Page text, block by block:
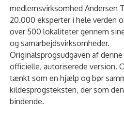
medlemsvirksomhed Andersen
20.000 eksperter i hele verden
over 500 lokaliteter gennem
og samarbejdsvirksomheder.
Originalsprogsudgaven af
officielle, autoriserede version.
tænkt som en hjælp og bør
kildesprogsteksten, der som
bindende.